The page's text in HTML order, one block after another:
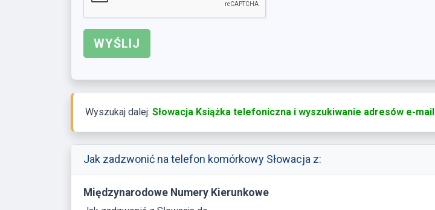
Wyszukaj dalej: Słowacja Książka telefoniczna i wyszukiwanie adresów e-mail
Jak zadzwonić na telefon komórkowy Słowacja z:
Międzynarodowe Numery Kierunkowe